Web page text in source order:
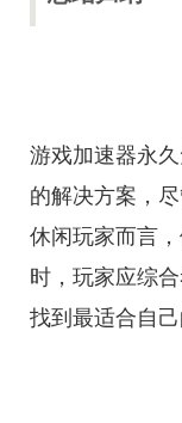
游戏加速器永
的解决方案，
休闲玩家而言
时，玩家应综
找到最适合自己